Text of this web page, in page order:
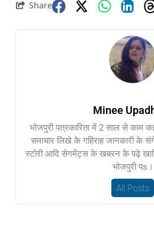
Share
Minee
भोजपुरी पत्रकारिता में 2 साल से काम
समाचार लिखे के गहिराह जानकारी के
स्टोरी आदि सेगमेंट्स के खबरन के पढ़े
भोजपुरी पs।
All Posts